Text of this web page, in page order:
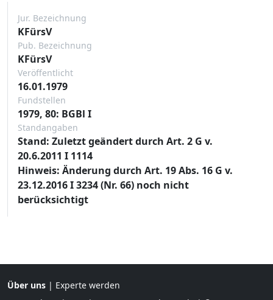
Jur. Bezeichnung
KFürsV
Pub. Bezeichnung
KFürsV
Veröffentlicht
16.01.1979
Fundstellen
1979, 80: BGBl I
Standangaben
Stand: Zuletzt geändert durch Art. 2 G v.
20.6.2011 I 1114
Hinweis: Änderung durch Art. 19 Abs. 16 G v.
23.12.2016 I 3234 (Nr. 66) noch nicht
berücksichtigt
Über uns | Experte werden